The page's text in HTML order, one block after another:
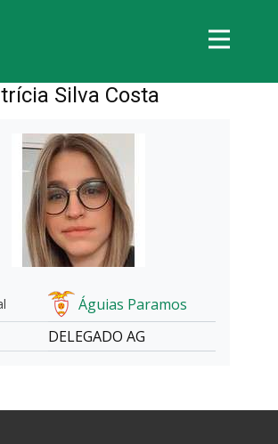
Silva Costa
Águias Paramos
DELEGADO AG